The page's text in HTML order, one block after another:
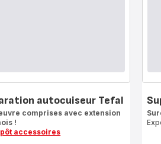
autocuiseur Tefal
comprises avec extension
!
accessoires